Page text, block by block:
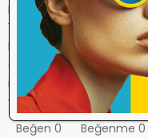
Kardesim arkamızda
15 gün reklam yapmak
bunu yapan her şeyi
derneğimizde sadece
icraat yok.. Gücü
yetiyor
Beğen 0 Beğenme 0